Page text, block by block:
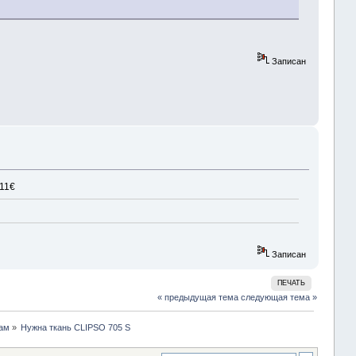
Записан
Записан
ПЕЧАТЬ
« предыдущая тема следующая тема »
» Нужна ткань CLIPSO 705 S